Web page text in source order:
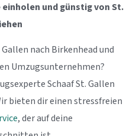
und günstig von St.
nach Birkenhead und
Umzugsunternehmen?
Schaaf St. Gallen
bieten dir einen stressfreien
, der auf deine